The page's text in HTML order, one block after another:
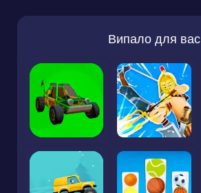
Випало для вас